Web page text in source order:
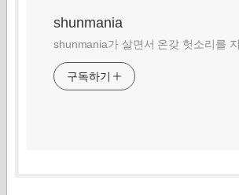
shunmania
shunmania가 살면서 온갖 헛소리를
구독하기